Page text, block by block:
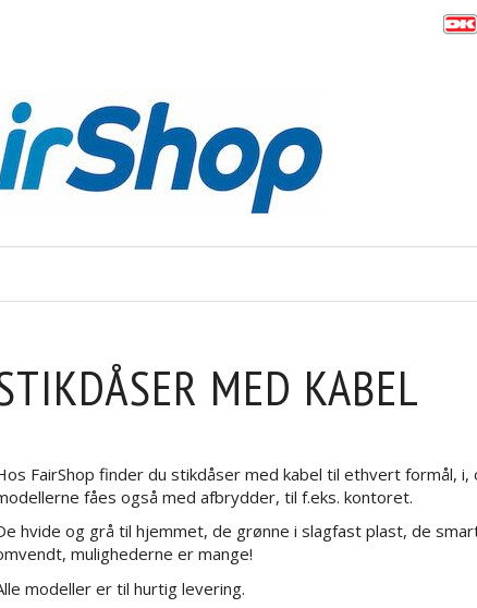
MED KABEL
FairShop finder du stikdåser med kabel til ethvert formål,
fåes også med afbrydder, til f.eks. kontoret.
hvide og grå til hjemmet, de grønne i slagfast plast, de
mulighederne er mange!
modeller er til hurtig levering.